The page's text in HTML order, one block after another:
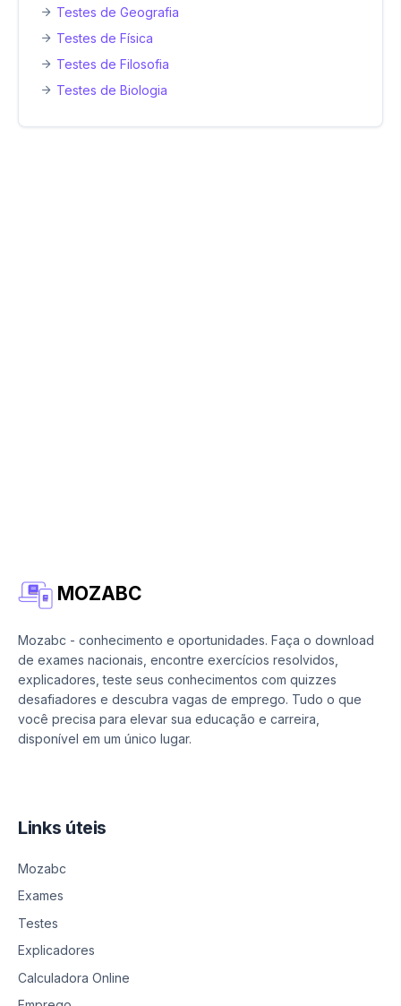
Testes de Geografia
Testes de Física
Testes de Filosofia
Testes de Biologia
MOZABC
Mozabc - conhecimento e oportunidades. Faça o download
de exames nacionais, encontre exercícios resolvidos,
explicadores, teste seus conhecimentos com quizzes
desafiadores e descubra vagas de emprego. Tudo o que
você precisa para elevar sua educação e carreira,
disponível em um único lugar.
Links úteis
Mozabc
Exames
Testes
Explicadores
Calculadora Online